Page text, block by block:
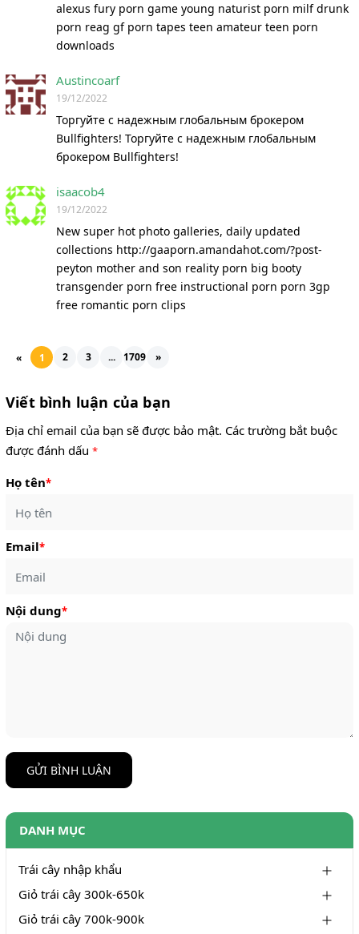
alexus fury porn game young naturist porn milf drunk
porn reag gf porn tapes teen amateur teen porn
downloads
Austincoarf
19/12/2022
Торгуйте с надежным глобальным брокером
Bullfighters! Торгуйте с надежным глобальным
брокером Bullfighters!
isaacob4
19/12/2022
New super hot photo galleries, daily updated
collections http://gaaporn.amandahot.com/?post-
peyton mother and son reality porn big booty
transgender porn free instructional porn porn 3gp
free romantic porn clips
« 1 2 3 ... 1709 »
Viết bình luận của bạn
Địa chỉ email của bạn sẽ được bảo mật. Các trường bắt buộc
được đánh dấu *
Họ tên*
Email*
Nội dung*
GỬI BÌNH LUẬN
DANH MỤC
Trái cây nhập khẩu
Giỏ trái cây 300k-650k
Giỏ trái cây 700k-900k